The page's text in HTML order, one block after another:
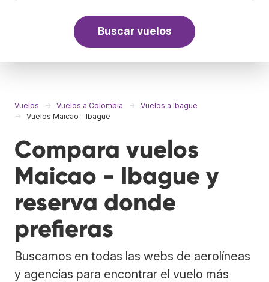
Buscar vuelos
Vuelos Vuelos a Colombia
Vuelos a Ibague
Vuelos Maicao - Ibague
Compara vuelos
Maicao - Ibague y
reserva donde
prefieras
Buscamos en todas las webs de aerolíneas
y agencias para encontrar el vuelo más